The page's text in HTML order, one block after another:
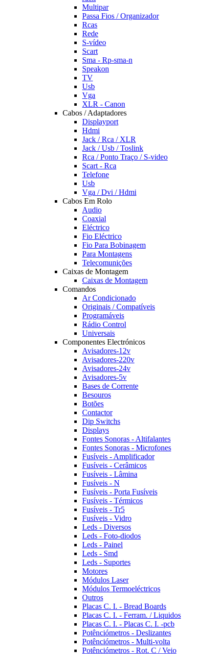
Multipar
Passa Fios / Organizador
Rcas
Rede
S-vídeo
Scart
Sma - Rp-sma-n
Speakon
TV
Usb
Vga
XLR - Canon
Cabos / Adaptadores
Displayport
Hdmi
Jack / Rca / XLR
Jack / Usb / Toslink
Rca / Ponto Traço / S-video
Scart - Rca
Telefone
Usb
Vga / Dvi / Hdmi
Cabos Em Rolo
Audio
Coaxial
Eléctrico
Fio Eléctrico
Fio Para Bobinagem
Para Montagens
Telecomunições
Caixas de Montagem
Caixas de Montagem
Comandos
Ar Condicionado
Originais / Compatíveis
Programáveis
Rádio Control
Universais
Componentes Electrónicos
Avisadores-12v
Avisadores-220v
Avisadores-24v
Avisadores-5v
Bases de Corrente
Besouros
Botões
Contactor
Dip Switchs
Displays
Fontes Sonoras - Altifalantes
Fontes Sonoras - Microfones
Fusíveis - Amplificador
Fusíveis - Cerâmicos
Fusíveis - Lâmina
Fusíveis - N
Fusíveis - Porta Fusíveis
Fusíveis - Térmicos
Fusíveis - Tr5
Fusíveis - Vidro
Leds - Diversos
Leds - Foto-diodos
Leds - Painel
Leds - Smd
Leds - Suportes
Motores
Módulos Laser
Módulos Termoeléctricos
Outros
Placas C. I. - Bread Boards
Placas C. I. - Ferram. / Liquidos
Placas C. I. - Placas C. I. -pcb
Potênciómetros - Deslizantes
Potênciómetros - Multi-volta
Potênciómetros - Rot. C / Veio